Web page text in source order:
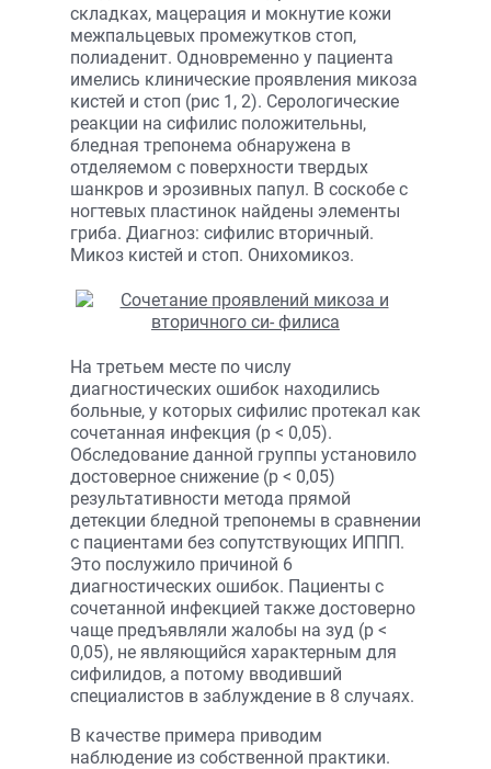
складках, мацерация и мокнутие кожи
межпальцевых промежутков стоп,
полиаденит. Одновременно у пациента
имелись клинические проявления микоза
кистей и стоп (рис 1, 2). Серологические
реакции на сифилис положительны,
бледная трепонема обнаружена в
отделяемом с поверхности твердых
шанкров и эрозивных папул. В соскобе с
ногтевых пластинок найдены элементы
гриба. Диагноз: сифилис вторичный.
Микоз кистей и стоп. Онихомикоз.
На третьем месте по числу
диагностических ошибок находились
больные, у которых сифилис протекал как
сочетанная инфекция (р < 0,05).
Обследование данной группы установило
достоверное снижение (р < 0,05)
результативности метода прямой
детекции бледной трепонемы в сравнении
с пациентами без сопутствующих ИППП.
Это послужило причиной 6
диагностических ошибок. Пациенты с
сочетанной инфекцией также достоверно
чаще предъявляли жалобы на зуд (р <
0,05), не являющийся характерным для
сифилидов, а потому вводивший
специалистов в заблуждение в 8 случаях.
В качестве примера приводим
наблюдение из собственной практики.